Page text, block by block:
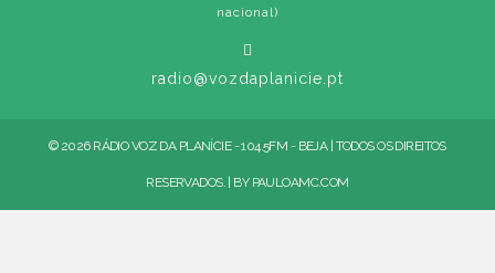
nacional)
radio@vozdaplanicie.pt
© 2026 RÁDIO VOZ DA PLANÍCIE - 104.5FM - BEJA | TODOS OS DIREITOS
RESERVADOS. | BY PAULOAMC.COM